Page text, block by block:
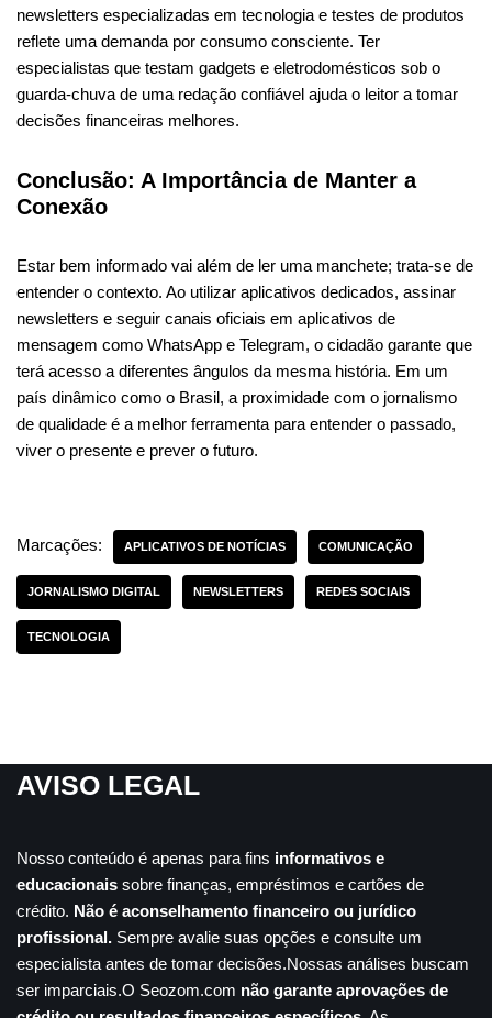
newsletters especializadas em tecnologia e testes de produtos
reflete uma demanda por consumo consciente. Ter
especialistas que testam gadgets e eletrodomésticos sob o
guarda-chuva de uma redação confiável ajuda o leitor a tomar
decisões financeiras melhores.
Conclusão: A Importância de Manter a
Conexão
Estar bem informado vai além de ler uma manchete; trata-se de
entender o contexto. Ao utilizar aplicativos dedicados, assinar
newsletters e seguir canais oficiais em aplicativos de
mensagem como WhatsApp e Telegram, o cidadão garante que
terá acesso a diferentes ângulos da mesma história. Em um
país dinâmico como o Brasil, a proximidade com o jornalismo
de qualidade é a melhor ferramenta para entender o passado,
viver o presente e prever o futuro.
Marcações: APLICATIVOS DE NOTÍCIAS COMUNICAÇÃO
JORNALISMO DIGITAL NEWSLETTERS REDES SOCIAIS
TECNOLOGIA
AVISO LEGAL
Nosso conteúdo é apenas para fins informativos e
educacionais sobre finanças, empréstimos e cartões de
crédito. Não é aconselhamento financeiro ou jurídico
profissional. Sempre avalie suas opções e consulte um
especialista antes de tomar decisões.Nossas análises buscam
ser imparciais.O Seozom.com não garante aprovações de